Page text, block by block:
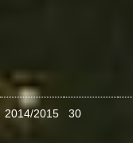
2014/2015 30